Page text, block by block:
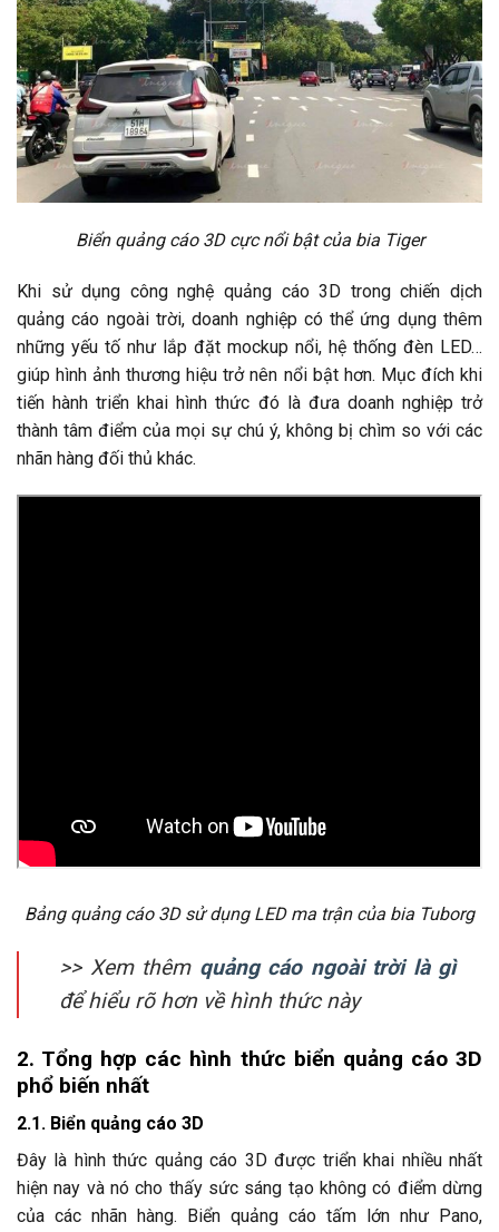
Biển quảng cáo 3D cực nổi bật của bia Tiger
Khi sử dụng công nghệ quảng cáo 3D trong chiến dịch
quảng cáo ngoài trời, doanh nghiệp có thể ứng dụng thêm
những yếu tố như lắp đặt mockup nổi, hệ thống đèn LED…
giúp hình ảnh thương hiệu trở nên nổi bật hơn. Mục đích khi
tiến hành triển khai hình thức đó là đưa doanh nghiệp trở
thành tâm điểm của mọi sự chú ý, không bị chìm so với các
nhãn hàng đối thủ khác.
Bảng quảng cáo 3D sử dụng LED ma trận của bia Tuborg
>> Xem thêm quảng cáo ngoài trời là gì
để hiểu rõ hơn về hình thức này
2. Tổng hợp các hình thức biển quảng cáo 3D
phổ biến nhất
2.1. Biển quảng cáo 3D
Đây là hình thức quảng cáo 3D được triển khai nhiều nhất
hiện nay và nó cho thấy sức sáng tạo không có điểm dừng
của các nhãn hàng. Biển quảng cáo tấm lớn như Pano,